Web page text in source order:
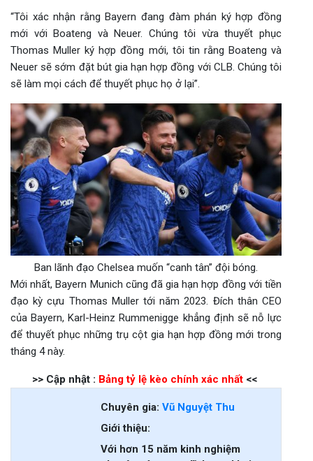
“Tôi xác nhận rằng Bayern đang đàm phán ký hợp đồng
mới với Boateng và Neuer. Chúng tôi vừa thuyết phục
Thomas Muller ký hợp đồng mới, tôi tin rằng Boateng và
Neuer sẽ sớm đặt bút gia hạn hợp đồng với CLB. Chúng tôi
sẽ làm mọi cách để thuyết phục họ ở lại”.
Ban lãnh đạo Chelsea muốn “canh tân” đội bóng.
Mới nhất,Bayern Munich cũng đã gia hạn hợp đồng với tiền
đạo kỳ cựu Thomas Muller tới năm 2023. Đích thân CEO
của Bayern, Karl-Heinz Rummenigge khẳng định sẽ nỗ lực
để thuyết phục những trụ cột gia hạn hợp đồng mới trong
tháng 4 này.
>> Cập nhật : Bảng tỷ lệ kèo chính xác nhất <<
Chuyên gia: Vũ Nguyệt Thu
Giới thiệu:
Với hơn 15 năm kinh nghiệm